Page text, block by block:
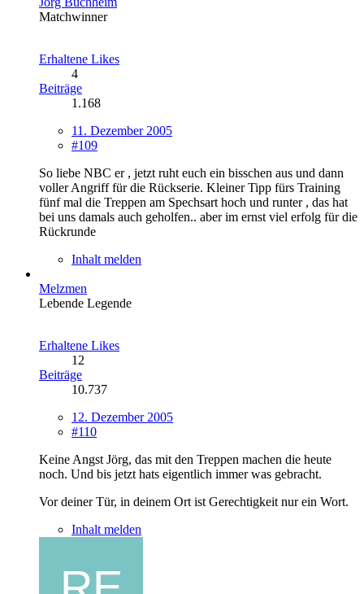
Matchwinner
Erhaltene Likes
4
Beiträge
1.168
11. Dezember 2005
#109
So liebe NBC er , jetzt ruht euch ein bisschen aus und dann
voller Angriff für die Rückserie. Kleiner Tipp fürs Training
fünf mal die Treppen am Spechsart hoch und runter , das hat
bei uns damals auch geholfen.. aber im ernst viel erfolg für die
Rückrunde
Inhalt melden
Melzmen
Lebende Legende
Erhaltene Likes
12
Beiträge
10.737
12. Dezember 2005
#110
Keine Angst Jörg, das mit den Treppen machen die heute
noch. Und bis jetzt hats eigentlich immer was gebracht.
Vor deiner Tür, in deinem Ort ist Gerechtigkeit nur ein Wort.
Inhalt melden